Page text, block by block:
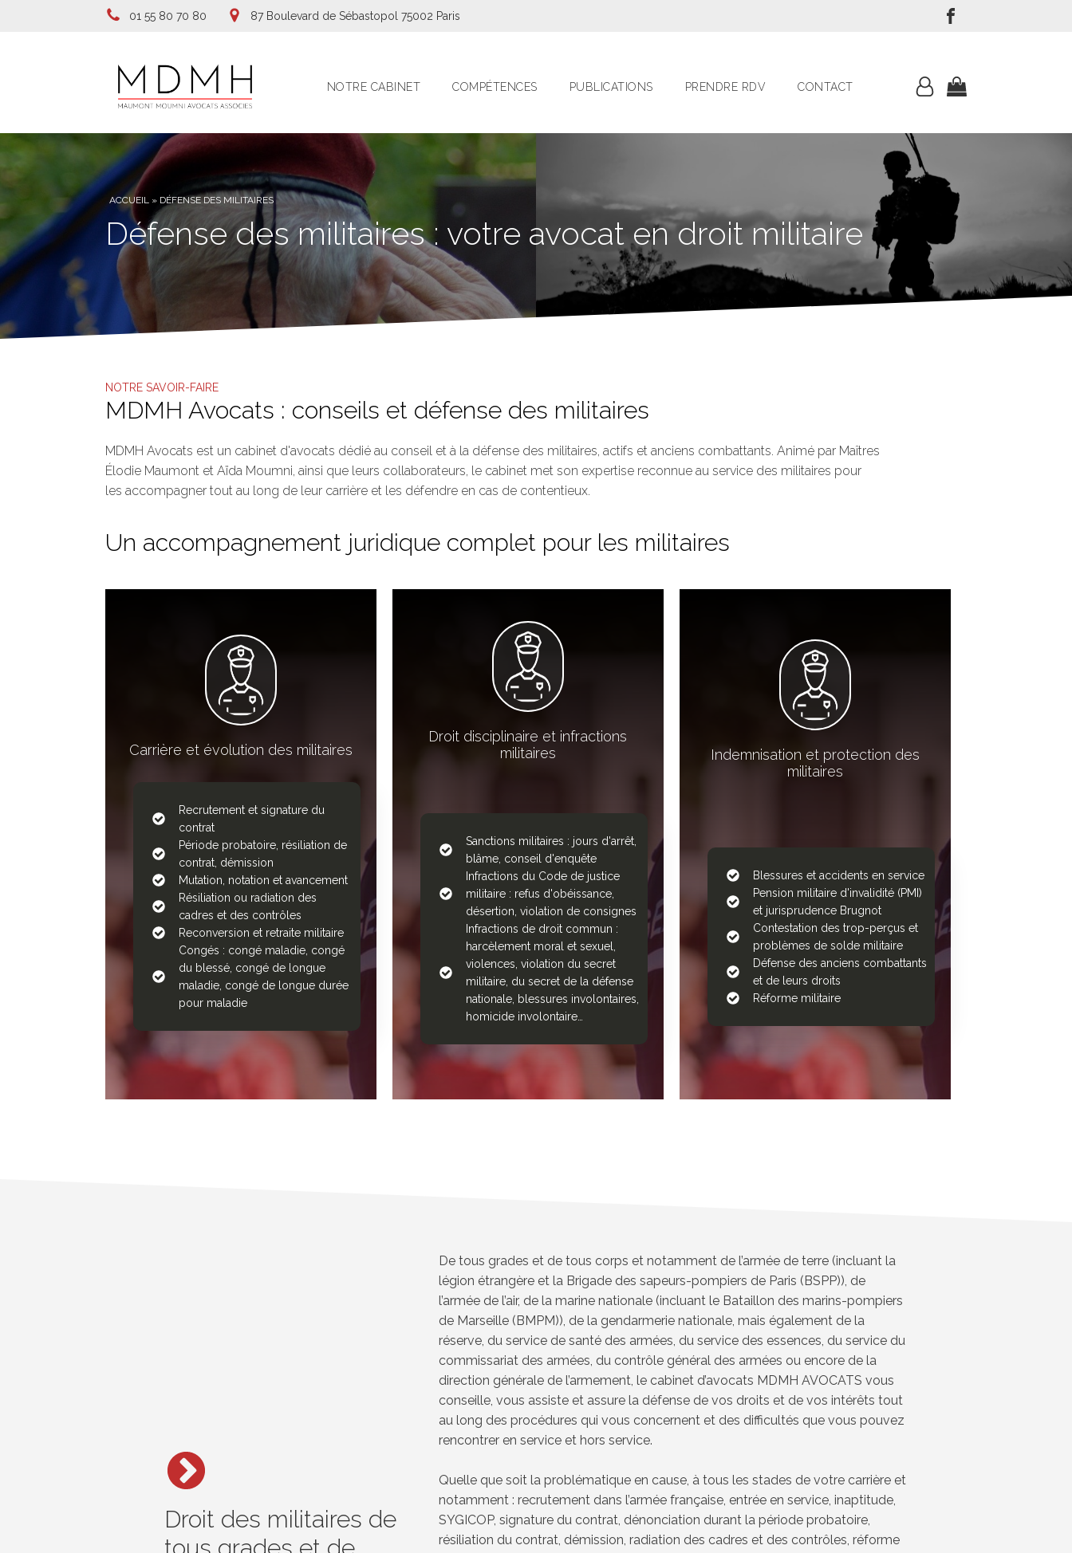
01 55 80 70 80 87 Boulevard de Sébastopol 75002 Paris
NOTRE CABINET COMPÉTENCES PUBLICATIONS PRENDRE RDV CONTACT
ACCUEIL » DÉFENSE DES MILITAIRES
Défense des militaires : votre avocat en droit militaire
NOTRE SAVOIR-FAIRE
MDMH Avocats : conseils et défense des militaires
MDMH Avocats est un cabinet d'avocats dédié au conseil et à la défense des militaires, actifs et anciens combattants. Animé par Maîtres
Élodie Maumont et Aïda Moumni, ainsi que leurs collaborateurs, le cabinet met son expertise reconnue au service des militaires pour
les accompagner tout au long de leur carrière et les défendre en cas de contentieux.
Un accompagnement juridique complet pour les militaires
Carrière et évolution des militaires
Recrutement et signature du
contrat
Période probatoire, résiliation de
contrat, démission
Mutation, notation et avancement
Résiliation ou radiation des
cadres et des contrôles
Reconversion et retraite militaire
Congés : congé maladie, congé
du blessé, congé de longue
maladie, congé de longue durée
pour maladie
Droit disciplinaire et infractions
militaires
Sanctions militaires : jours d'arrêt,
blâme, conseil d'enquête
Infractions du Code de justice
militaire : refus d'obéissance,
désertion, violation de consignes
Infractions de droit commun :
harcèlement moral et sexuel,
violences, violation du secret
militaire, du secret de la défense
nationale, blessures involontaires,
homicide involontaire…
Indemnisation et protection des
militaires
Blessures et accidents en service
Pension militaire d'invalidité (PMI)
et jurisprudence Brugnot
Contestation des trop-perçus et
problèmes de solde militaire
Défense des anciens combattants
et de leurs droits
Réforme militaire
Droit des militaires de
De tous grades et de tous corps et notamment de l’armée de terre (incluant la
légion étrangère et la Brigade des sapeurs-pompiers de Paris (BSPP)), de
l’armée de l’air, de la marine nationale (incluant le Bataillon des marins-pompiers
de Marseille (BMPM)), de la gendarmerie nationale, mais également de la
réserve, du service de santé des armées, du service des essences, du service du
commissariat des armées, du contrôle général des armées ou encore de la
direction générale de l’armement, le cabinet d’avocats MDMH AVOCATS vous
conseille, vous assiste et assure la défense de vos droits et de vos intérêts tout
au long des procédures qui vous concernent et des difficultés que vous pouvez
rencontrer en service et hors service.
Quelle que soit la problématique en cause, à tous les stades de votre carrière et
notamment : recrutement dans l’armée française, entrée en service, inaptitude,
SYGICOP, signature du contrat, dénonciation durant la période probatoire,
résiliation du contrat, démission, radiation des cadres et des contrôles, réforme